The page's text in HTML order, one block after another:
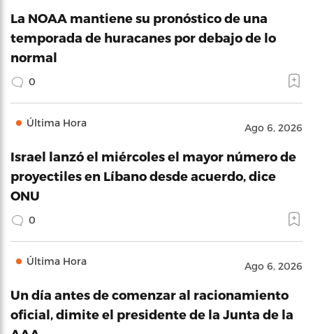
La NOAA mantiene su pronóstico de una
temporada de huracanes por debajo de lo
normal
0
Última Hora Ago 6, 2026
Israel lanzó el miércoles el mayor número de
proyectiles en Líbano desde acuerdo, dice
ONU
0
Última Hora Ago 6, 2026
Un día antes de comenzar al racionamiento
oficial, dimite el presidente de la Junta de la